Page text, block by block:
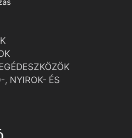
, NYIROK- ÉS